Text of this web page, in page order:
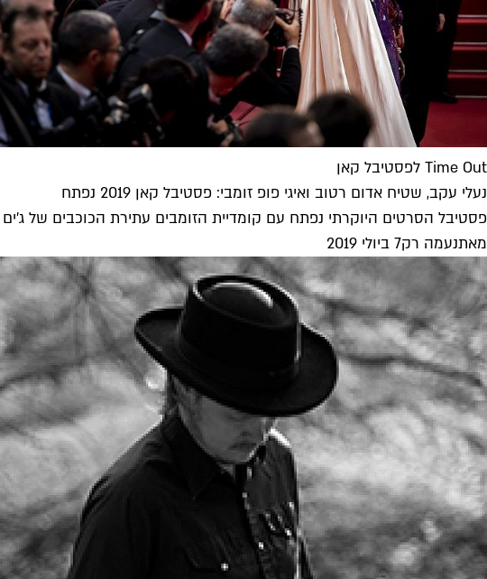
Time Out לפסטיבל קאן
נעלי עקב, שטיח אדום רטוב ואיגי פופ זומבי: פסטיבל קאן 2019 נפתח
פסטיבל הסרטים היוקרתי נפתח עם קומדיית הזומבים עתירת הכוכבים של
מאתנעמה רק7 ביולי 2019